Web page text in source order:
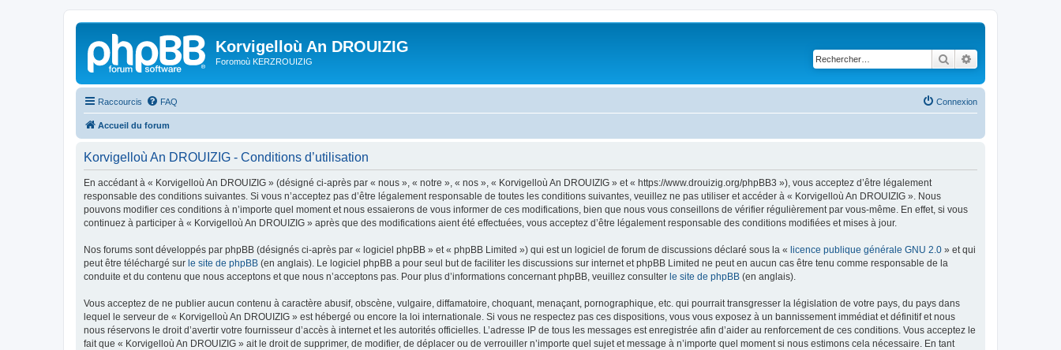
Korvigelloù An DROUIZIG
Foromoù KERZROUIZIG Rechercher
Raccourcis FAQ Connexion
Accueil du forum
Korvigelloù An DROUIZIG - Conditions d’utilisation
En accédant à « Korvigelloù An DROUIZIG » (désigné ci-après par « nous », « notre », « nos », « Korvigelloù An DROUIZIG » et « https://www.drouizig.org/phpBB3 »), vous acceptez d’être légalement
responsable des conditions suivantes. Si vous n’acceptez pas d’être légalement responsable de toutes les conditions suivantes, veuillez ne pas utiliser et accéder à « Korvigelloù An DROUIZIG ». Nous
pouvons modifier ces conditions à n’importe quel moment et nous essaierons de vous informer de ces modifications, bien que nous vous conseillons de vérifier régulièrement par vous-même. En effet, si vous
continuez à participer à « Korvigelloù An DROUIZIG » après que des modifications aient été effectuées, vous acceptez d’être légalement responsable des conditions modifiées et mises à jour.
Nos forums sont développés par phpBB (désignés ci-après par « logiciel phpBB » et « phpBB Limited ») qui est un logiciel de forum de discussions déclaré sous la « licence publique générale GNU 2.0 » et qui
peut être téléchargé sur le site de phpBB (en anglais). Le logiciel phpBB a pour seul but de faciliter les discussions sur internet et phpBB Limited ne peut en aucun cas être tenu comme responsable de la
conduite et du contenu que nous acceptons et que nous n’acceptons pas. Pour plus d’informations concernant phpBB, veuillez consulter le site de phpBB (en anglais).
Vous acceptez de ne publier aucun contenu à caractère abusif, obscène, vulgaire, diffamatoire, choquant, menaçant, pornographique, etc. qui pourrait transgresser la législation de votre pays, du pays dans
lequel le serveur de « Korvigelloù An DROUIZIG » est hébergé ou encore la loi internationale. Si vous ne respectez pas ces dispositions, vous vous exposez à un bannissement immédiat et définitif et nous
nous réservons le droit d’avertir votre fournisseur d’accès à internet et les autorités officielles. L’adresse IP de tous les messages est enregistrée afin d’aider au renforcement de ces conditions. Vous acceptez le
fait que « Korvigelloù An DROUIZIG » ait le droit de supprimer, de modifier, de déplacer ou de verrouiller n’importe quel sujet et message à n’importe quel moment si nous estimons cela nécessaire. En tant